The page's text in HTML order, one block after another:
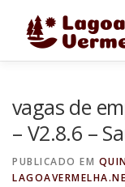
vagas de
– V2.8.6 –
PUBLICADO EM